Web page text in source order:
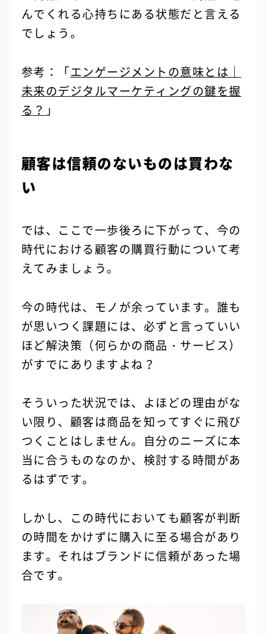
んでくれる心持ちにある状態だと言える
でしょう。
参考：「エンゲージメントの意味とは｜
未来のデジタルマーケティングの鍵を握
る？ 」
顧客は信頼のないものは買わな
い
では、ここで一歩後ろに下がって、今の
時代における顧客の購買行動について考
えてみましょう。
今の時代は、モノが余っています。誰も
が思いつく課題には、必ずと言っていい
ほど解決策（何らかの商品・サービス）
がすでにありますよね？
そういった状況では、よほどの理由がな
い限り、顧客は商品を知ってすぐに飛び
つくことはしません。自分のニーズに本
当に合うものなのか、検討する時間があ
るはずです。
しかし、この時代においても顧客が判断
の時間をかけずに購入に至る場合があり
ます。それはブランドに信頼があった場
合です。